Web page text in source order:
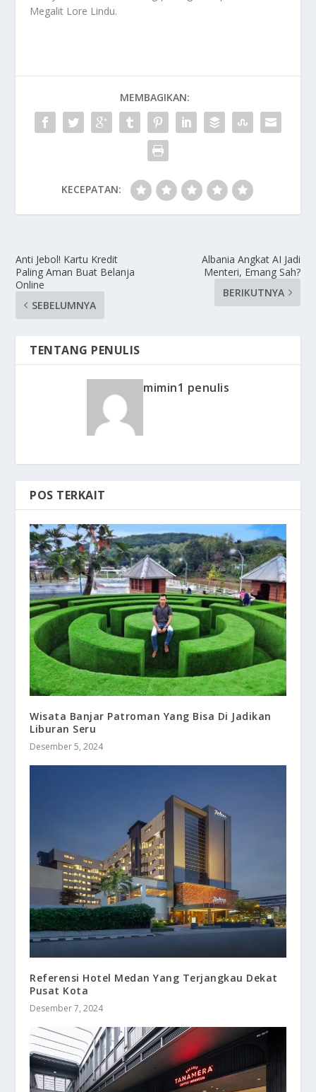
Megalit Lore Lindu.
MEMBAGIKAN:
KECEPATAN:
Anti Jebol! Kartu Kredit
Paling Aman Buat Belanja
Online
SEBELUMNYA
Albania Angkat AI Jadi
Menteri, Emang Sah?
BERIKUTNYA
TENTANG PENULIS
mimin1 penulis
POS TERKAIT
Wisata Banjar Patroman Yang Bisa Di Jadikan
Liburan Seru
Desember 5, 2024
Referensi Hotel Medan Yang Terjangkau Dekat
Pusat Kota
Desember 7, 2024